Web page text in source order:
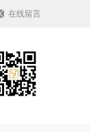
在线留言